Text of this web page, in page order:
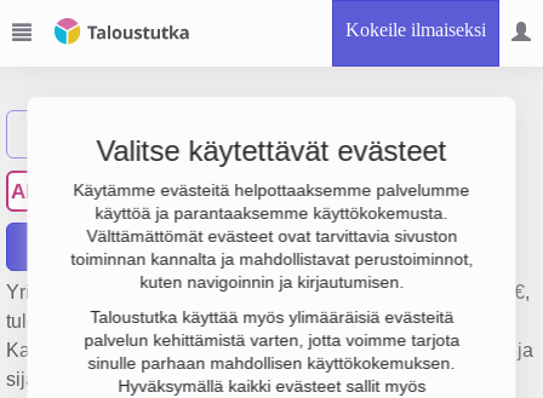
Kokeile ilmaiseksi
Valitse käytettävät evästeet
Käytämme evästeitä helpottaaksemme palvelumme
käyttöä ja parantaaksemme käyttökokemusta.
Välttämättömät evästeet ovat tarvittavia sivuston
toiminnan kannalta ja mahdollistavat perustoiminnot,
kuten navigoinnin ja kirjautumisen.
Taloustutka käyttää myös ylimääräisiä evästeitä
palvelun kehittämistä varten, jotta voimme tarjota
sinulle parhaan mahdollisen käyttökokemuksen.
Hyväksymällä kaikki evästeet sallit myös
AM Alestalon Mattokutomo Oy
Raportit
Yrityksen Alestalon Mattokutomo Oy liikevaihto on 854 000 €,
tulos 85 000 € ja henkilöstömäärä 3. Sen päätoimiala on
Kankaiden ja lankojen tukkukauppa, perustamisvuosi 1978 ja
sijainti Lahti. Yrityksen yhtiömuoto Osakeyhtiö (OY).